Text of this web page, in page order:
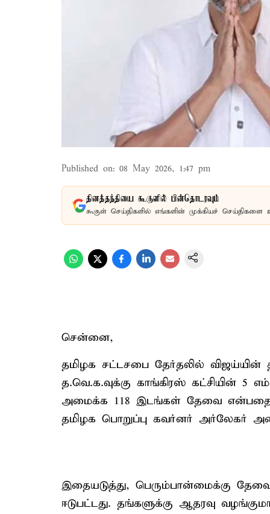
Published on: 08 May 2026, 1:47 pm
தினத்தந்தியை கூகுளில் பின்தொடரவும்
கூகுள் செய்திகளில் எங்களின் முக்கியச் செய்திகளை
சென்னை,
தமிழக சட்டசபை தேர்தலில்
த.வெ.க.வுக்கு காங்கிரஸ் கட்சியின் 5
அமைக்க 118 இடங்கள் தேவை என்பதை
தமிழக பொறுப்பு கவர்னர் அர்லேகர்
இதையடுத்து, பெரும்பான்மைக்கு
ஈடுபட்டது. தங்களுக்கு ஆதரவு